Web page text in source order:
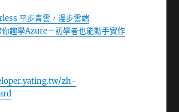
平步青雲，漫步雲端
趣學Azure－初學者也能動手實作
zh-